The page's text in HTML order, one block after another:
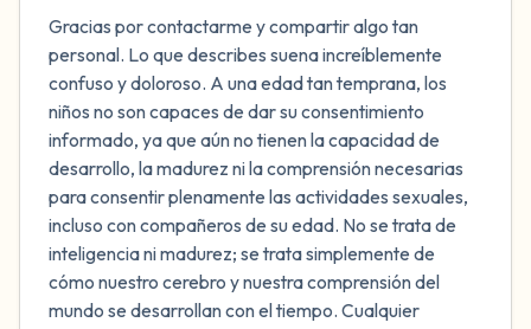
Gracias por contactarme y compartir algo tan
personal. Lo que describes suena increíblemente
confuso y doloroso. A una edad tan temprana, los
niños no son capaces de dar su consentimiento
informado, ya que aún no tienen la capacidad de
desarrollo, la madurez ni la comprensión necesarias
para consentir plenamente las actividades sexuales,
incluso con compañeros de su edad. No se trata de
inteligencia ni madurez; se trata simplemente de
cómo nuestro cerebro y nuestra comprensión del
mundo se desarrollan con el tiempo. Cualquier